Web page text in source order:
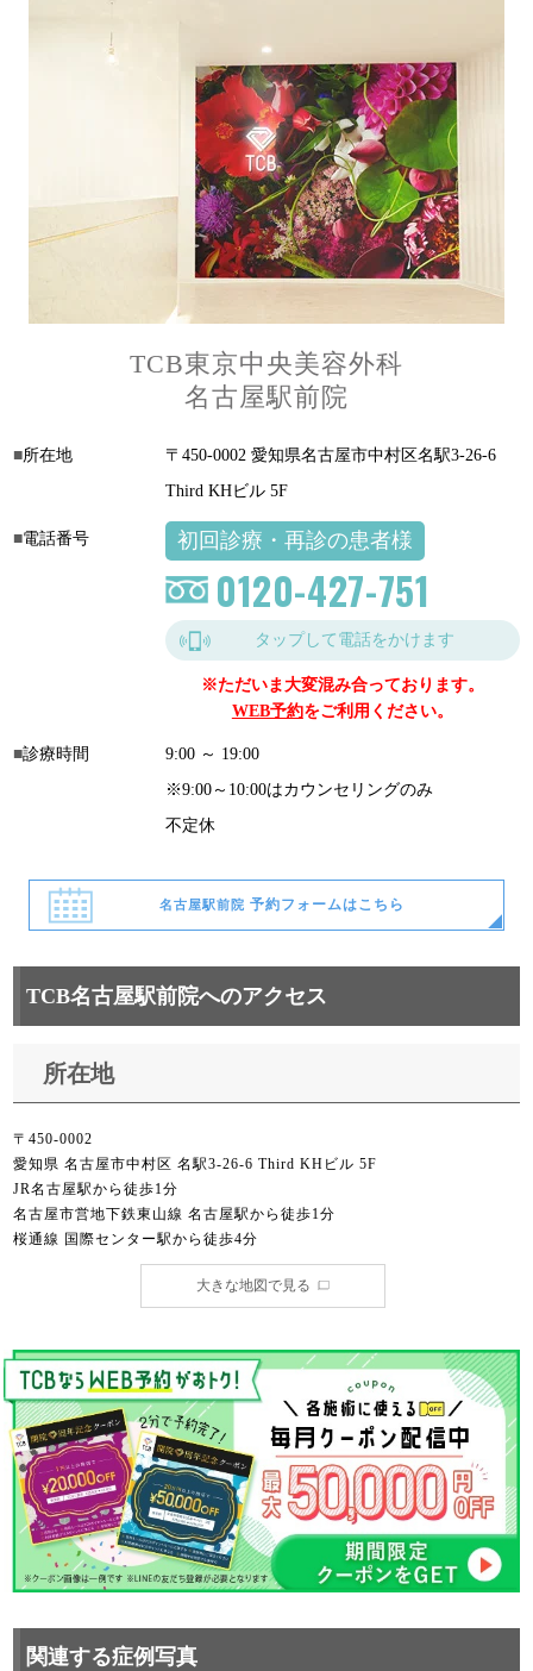
TCB東京中央美容外科
名古屋駅前院
所在地
〒450-0002 愛知県名古屋市中村区名駅3-26-6
Third KHビル 5F
電話番号 初回診療・再診の患者様
0120-427-751
タップして電話をかけます
※ただいま大変混み合っております。
WEB予約をご利用ください。
診療時間
9:00 ～ 19:00
※9:00～10:00はカウンセリングのみ
不定休
名古屋駅前院 予約フォームはこちら
TCB名古屋駅前院へのアクセス
所在地
〒450-0002
愛知県 名古屋市中村区 名駅3-26-6 Third KHビル 5F
JR名古屋駅から徒歩1分
名古屋市営地下鉄東山線 名古屋駅から徒歩1分
桜通線 国際センター駅から徒歩4分
大きな地図で見る
関連する症例写真